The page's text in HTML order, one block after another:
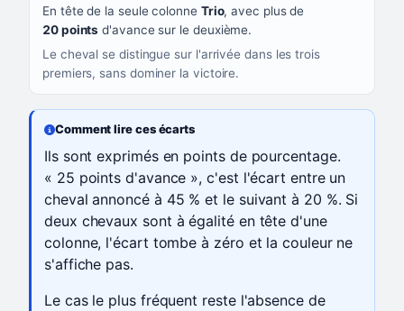
En tête de la seule colonne Trio, avec plus de
20 points d'avance sur le deuxième.
Le cheval se distingue sur l'arrivée dans les trois
premiers, sans dominer la victoire.
Comment lire ces écarts
Ils sont exprimés en points de pourcentage.
« 25 points d'avance », c'est l'écart entre un
cheval annoncé à 45 % et le suivant à 20 %. Si
deux chevaux sont à égalité en tête d'une
colonne, l'écart tombe à zéro et la couleur ne
s'affiche pas.
Le cas le plus fréquent reste l'absence de